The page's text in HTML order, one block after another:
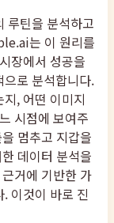
루틴을 분석하고
는 이 원리를
장에서 성공을
로 분석합니다.
, 어떤 이미지
시점에 보여주
멈추고 지갑을
데이터 분석을
거에 기반한 가
이것이 바로 진